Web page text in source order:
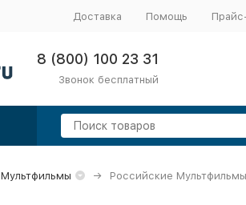
Доставка Помощь
8 (800) 100 23 31
Звонок бесплатный
Мультфильмы Российские